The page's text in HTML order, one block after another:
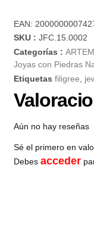
EAN:
SKU :JFC.15.0002
Categorías :
Joyas con Piedras
Etiquetas filigree
Aún no hay reseñas
Sé el primero en
Debesacceder